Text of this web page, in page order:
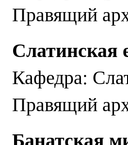
Правящий
Слатинская
Кафедра:
Правящий